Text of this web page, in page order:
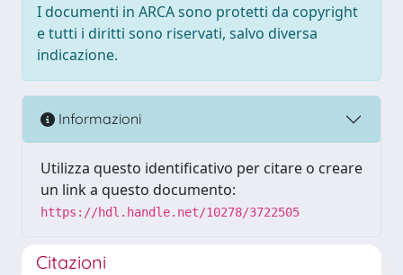
I documenti in ARCA sono protetti da copyright
e tutti i diritti sono riservati, salvo diversa
indicazione.
Informazioni
Utilizza questo identificativo per citare o creare
un link a questo documento:
https://hdl.handle.net/10278/3722505
Citazioni